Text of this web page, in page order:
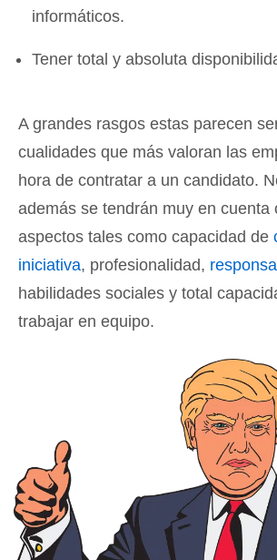
informáticos.
Tener total y absoluta
A grandes rasgos estas parecen
cualidades que más valoran las
hora de contratar a un candidato.
además se tendrán muy en cuenta
aspectos tales como capacidad de
iniciativa, profesionalidad,
habilidades sociales y total
trabajar en equipo.